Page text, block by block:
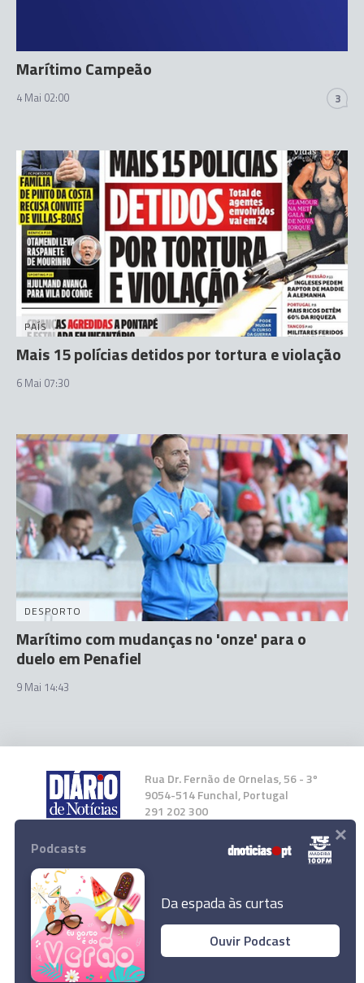
Marítimo Campeão
4 Mai 02:00 3
PAÍS
Mais 15 polícias detidos por tortura e violação
6 Mai 07:30
DESPORTO
Marítimo com mudanças no 'onze' para o
duelo em Penafiel
9 Mai 14:43
Rua Dr. Fernão de Ornelas, 56 - 3º
9054-514 Funchal, Portugal
291 202 300
Instale a nossa App
© 2026 Empresa Diário de Notícias, Lda.
Todos os direitos reservados.
Podcasts
Da espada às curtas
Ouvir Podcast
×